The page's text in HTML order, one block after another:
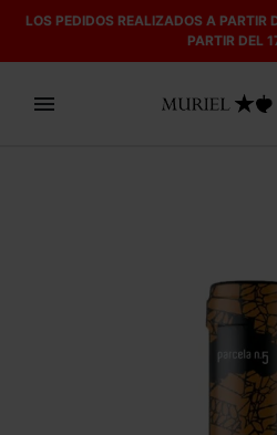
LOS PEDIDOS REALIZADOS A
PARTIR DEL
